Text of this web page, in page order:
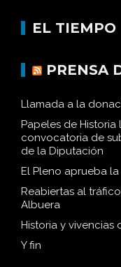
EL TIEMPO
PRENSA
Llamada a la
Papeles de
convocatoria de
de la Diputación
El Pleno aprueba
Reabiertas al
Albuera
Historia y
Y fin